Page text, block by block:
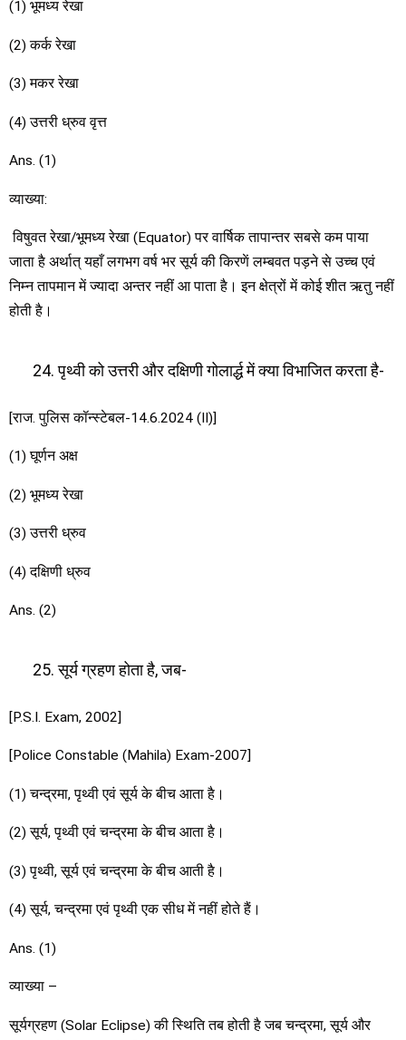
(1) भूमध्य रेखा
(2) कर्क रेखा
(3) मकर रेखा
(4) उत्तरी ध्रुव वृत्त
Ans. (1)
व्याख्या:
विषुवत रेखा/भूमध्य रेखा (Equator) पर वार्षिक तापान्तर सबसे कम पाया
जाता है अर्थात् यहाँ लगभग वर्ष भर सूर्य की किरणें लम्बवत पड़ने से उच्च एवं
निम्न तापमान में ज्यादा अन्तर नहीं आ पाता है। इन क्षेत्रों में कोई शीत ऋतु नहीं
होती है।
पृथ्वी को उत्तरी और दक्षिणी गोलार्द्ध में क्या विभाजित करता है-
[राज. पुलिस कॉन्स्टेबल-14.6.2024 (II)]
(1) घूर्णन अक्ष
(2) भूमध्य रेखा
(3) उत्तरी ध्रुव
(4) दक्षिणी ध्रुव
Ans. (2)
सूर्य ग्रहण होता है, जब-
[P.S.I. Exam, 2002]
[Police Constable (Mahila) Exam-2007]
(1) चन्द्रमा, पृथ्वी एवं सूर्य के बीच आता है।
(2) सूर्य, पृथ्वी एवं चन्द्रमा के बीच आता है।
(3) पृथ्वी, सूर्य एवं चन्द्रमा के बीच आती है।
(4) सूर्य, चन्द्रमा एवं पृथ्वी एक सीध में नहीं होते हैं।
Ans. (1)
व्याख्या –
सूर्यग्रहण (Solar Eclipse) की स्थिति तब होती है जब चन्द्रमा, सूर्य और